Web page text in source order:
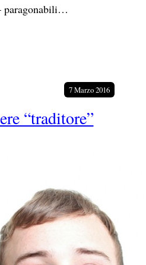
paragonabili…
7 Marzo 2016
“traditore”